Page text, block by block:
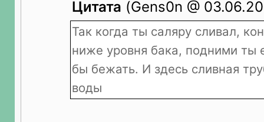
Цитата (Gens0n @
Так когда ты саляру сливал,
ниже уровня бака, подними ты
бы бежать. И здесь сливная
воды